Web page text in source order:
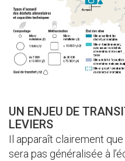
UN ENJEU DE
LEVIERS
Il apparaît clairement
sera pas généralisée à